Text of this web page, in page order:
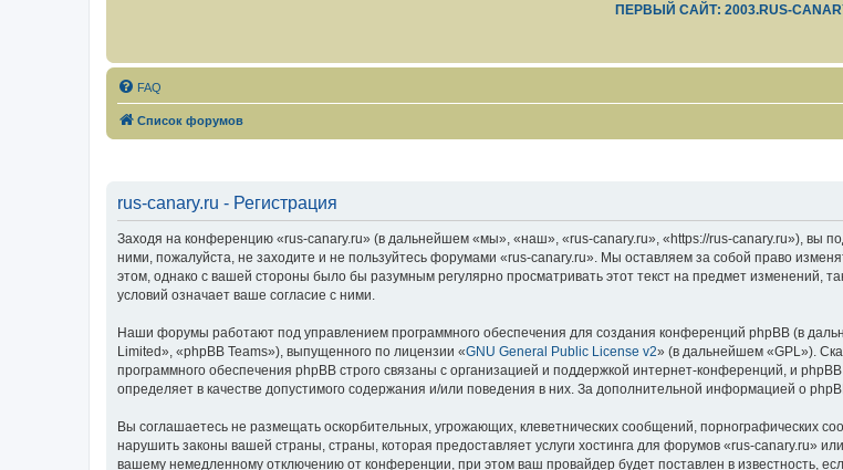
ПЕРВЫЙ САЙТ: 2003.RUS-
FAQ
Список форумов
rus-canary.ru - Регистрация
Заходя на конференцию «rus-canary.ru» (в дальнейшем «мы», «наш», «rus-canary.ru», «https://rus-canary.ru»), вы
ними, пожалуйста, не заходите и не пользуйтесь форумами «rus-canary.ru». Мы оставляем за собой право
этом, однако с вашей стороны было бы разумным регулярно просматривать этот текст на предмет изменений,
условий означает ваше согласие с ними.
Наши форумы работают под управлением программного обеспечения для создания конференций phpBB (в
Limited», «phpBB Teams»), выпущенного по лицензии «GNU General Public License v2» (в дальнейшем «GPL»).
программного обеспечения phpBB строго связаны с организацией и поддержкой интернет-конференций, и
определяет в качестве допустимого содержания и/или поведения в них. За дополнительной информацией о
Вы соглашаетесь не размещать оскорбительных, угрожающих, клеветнических сообщений, порнографических
нарушить законы вашей страны, страны, которая предоставляет услуги хостинга для форумов «rus-canary.ru»
вашему немедленному отключению от конференции, при этом ваш провайдер будет поставлен в известность,